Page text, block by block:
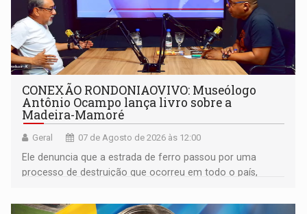
CONEXÃO RONDONIAOVIVO: Museólogo
Antônio Ocampo lança livro sobre a
Madeira-Mamoré
Geral 07 de Agosto de 2026 às 12:00
Ele denuncia que a estrada de ferro passou por uma
processo de destruição que ocorreu em todo o país,